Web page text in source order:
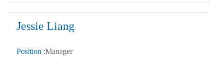
Jessie Liang
Position :Manager